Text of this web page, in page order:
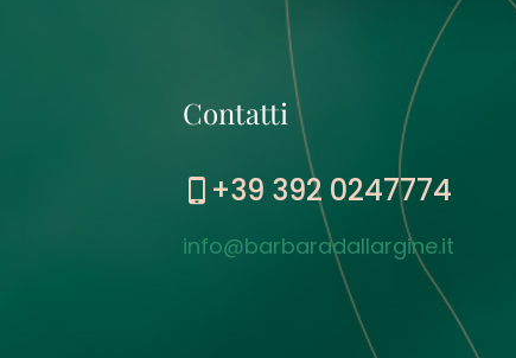
Contatti
+39 392 0247774
info@barbaradallargine.it